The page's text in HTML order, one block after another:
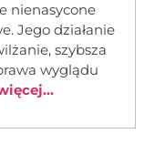
nienasycone
Jego działanie
szybsza
wyglądu